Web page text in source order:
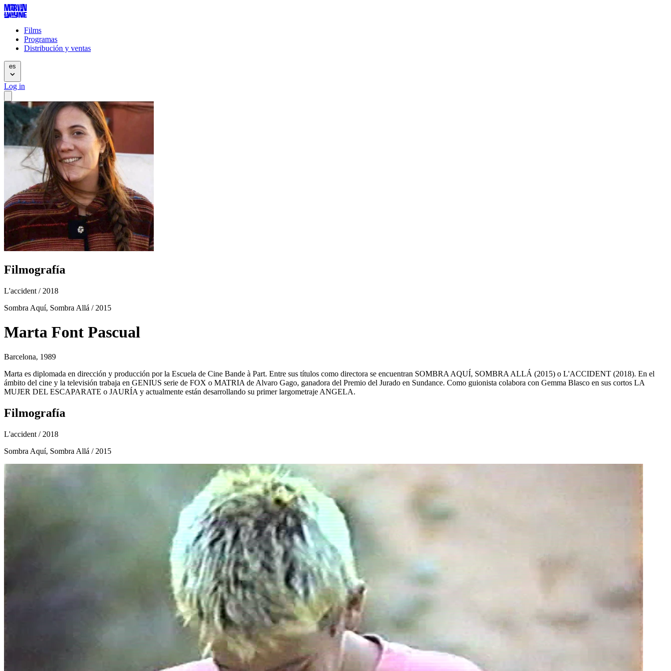
Films
Programas
Distribución y ventas
es
Log in
Filmografía
L'accident / 2018
Sombra Aquí, Sombra Allá / 2015
Marta Font Pascual
Barcelona, 1989
Marta es diplomada en dirección y producción por la Escuela de Cine Bande à Part. Entre sus títulos como directora se encuentran SOMBRA AQUÍ, SOMBRA ALLÁ (2015) o L'ACCIDENT (2018). En el
ámbito del cine y la televisión trabaja en GENIUS serie de FOX o MATRIA de Alvaro Gago, ganadora del Premio del Jurado en Sundance. Como guionista colabora con Gemma Blasco en sus cortos LA
MUJER DEL ESCAPARATE o JAURÍA y actualmente están desarrollando su primer largometraje ANGELA.
Filmografía
L'accident / 2018
Sombra Aquí, Sombra Allá / 2015